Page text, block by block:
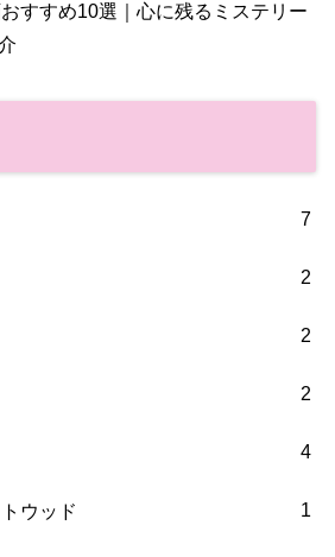
すすめ10選｜心に残るミステリー
7
2
2
2
4
ウッド 1